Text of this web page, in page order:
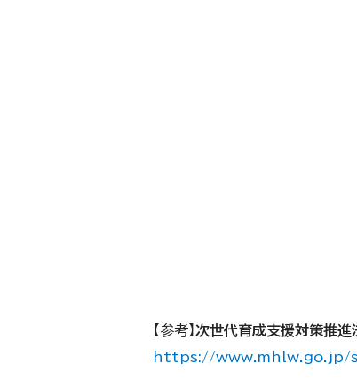
【参考】 次世代育成支援対策推進
https://www.mhlw.go.jp/